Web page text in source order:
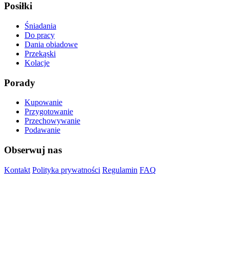
Posiłki
Śniadania
Do pracy
Dania obiadowe
Przekąski
Kolacje
Porady
Kupowanie
Przygotowanie
Przechowywanie
Podawanie
Obserwuj nas
Kontakt Polityka prywatności Regulamin FAQ